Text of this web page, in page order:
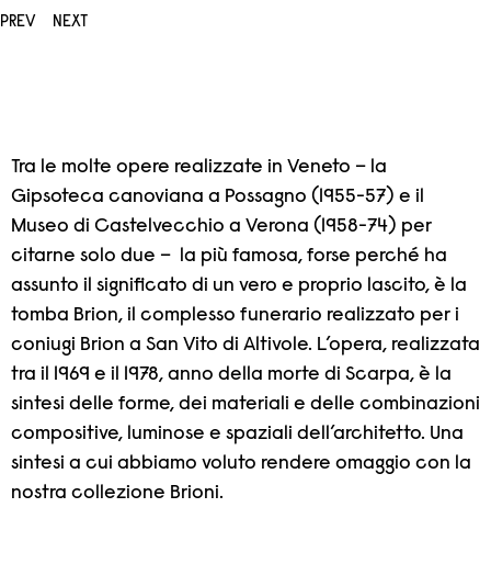
PREV NEXT
Tra le molte opere realizzate in Veneto – la
Gipsoteca canoviana a Possagno (1955-57) e il
Museo di Castelvecchio a Verona (1958-74) per
citarne solo due – la più famosa, forse perché ha
assunto il significato di un vero e proprio lascito, è la
tomba Brion, il complesso funerario realizzato per i
coniugi Brion a San Vito di Altivole. L’opera, realizzata
tra il 1969 e il 1978, anno della morte di Scarpa, è la
sintesi delle forme, dei materiali e delle combinazioni
compositive, luminose e spaziali dell’architetto. Una
sintesi a cui abbiamo voluto rendere omaggio con la
nostra collezione Brioni.